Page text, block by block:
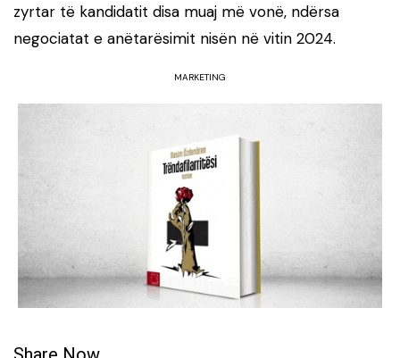
zyrtar të kandidatit disa muaj më vonë, ndërsa
negociatat e anëtarësimit nisën në vitin 2024.
MARKETING